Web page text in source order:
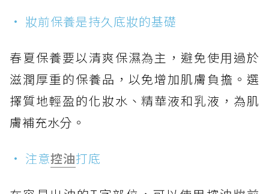
• 妝前保養是持久底妝的基礎
春夏保養要以清爽保濕為主，避免使用過於
滋潤厚重的保養品，以免增加肌膚負擔。選
擇質地輕盈的化妝水、精華液和乳液，為肌
膚補充水分。
• 注意控油打底